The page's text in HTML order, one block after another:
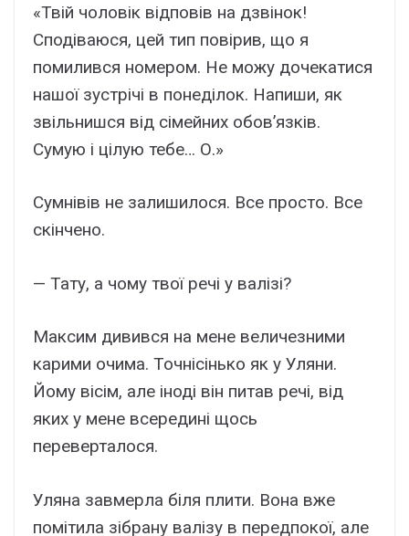
«Твій чоловік відповів на дзвінок!
Сподіваюся, цей тип повірив, що я
помилився номером. Не можу дочекатися
нашої зустрічі в понеділок. Напиши, як
звільнишся від сімейних обов’язків.
Сумую і цілую тебе… О.»
Сумнівів не залишилося. Все просто. Все
скінчено.
— Тату, а чому твої речі у валізі?
Максим дивився на мене величезними
карими очима. Точнісінько як у Уляни.
Йому вісім, але іноді він питав речі, від
яких у мене всередині щось
переверталося.
Уляна завмерла біля плити. Вона вже
помітила зібрану валізу в передпокої, але